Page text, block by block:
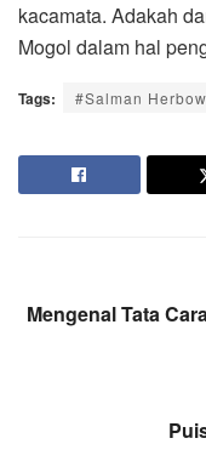
kacamata. Adakah
Mogol dalam hal
Tags: #Salman
Mengenal Tata